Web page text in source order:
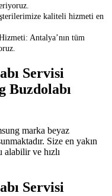
kaliteli hizmeti en
Antalya’nın tüm
Servisi
Buzdolabı
marka beyaz
Size en yakın
ve hızlı
Servisi